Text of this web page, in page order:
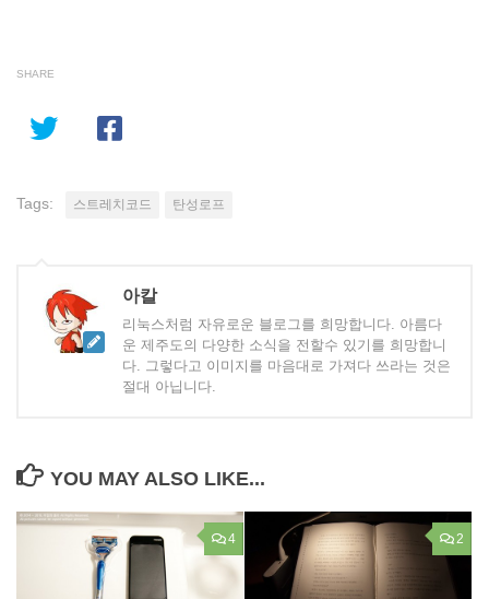
SHARE
Tags: 스트레치코드 탄성로프
아칼
리눅스처럼 자유로운 블로그를 희망합니다. 아름다
운 제주도의 다양한 소식을 전할수 있기를 희망합니
다. 그렇다고 이미지를 마음대로 가져다 쓰라는 것은
절대 아닙니다.
YOU MAY ALSO LIKE...
4 2